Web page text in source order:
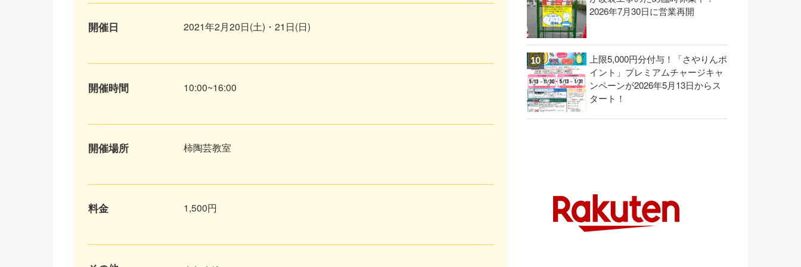
開催日 2021年2月20日(土)・21日(日)
開催時間 10:00~16:00
開催場所 柿陶芸教室
料金 1,500円
2026年7月30日に営業再開
上限5,000円分付与！「さやりんポ
イント」プレミアムチャージキャ
ンペーンが2026年5月13日からス
タート！